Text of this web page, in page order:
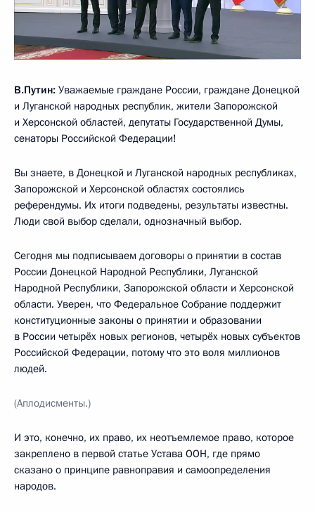
В.Путин: Уважаемые граждане России, граждане Донецкой
и Луганской народных республик, жители Запорожской
и Херсонской областей, депутаты Государственной Думы,
сенаторы Российской Федерации!
Вы знаете, в Донецкой и Луганской народных республиках,
Запорожской и Херсонской областях состоялись
референдумы. Их итоги подведены, результаты известны.
Люди свой выбор сделали, однозначный выбор.
Сегодня мы подписываем договоры о принятии в состав
России Донецкой Народной Республики, Луганской
Народной Республики, Запорожской области и Херсонской
области. Уверен, что Федеральное Собрание поддержит
конституционные законы о принятии и образовании
в России четырёх новых регионов, четырёх новых субъектов
Российской Федерации, потому что это воля миллионов
людей.
(Аплодисменты.)
И это, конечно, их право, их неотъемлемое право, которое
закреплено в первой статье Устава ООН, где прямо
сказано о принципе равноправия и самоопределения
народов.